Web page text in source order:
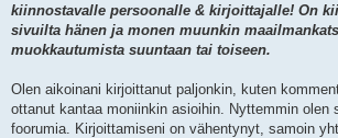
kiinnostavalle persoonalle & kirjoittajalle! On
sivuilta hänen ja monen muunkin
muokkautumista suuntaan tai toiseen.
Olen aikoinani kirjoittanut paljonkin, kuten
ottanut kantaa moniinkin asioihin. Nyttemmin olen
foorumia. Kirjoittamiseni on vähentynyt, samoin